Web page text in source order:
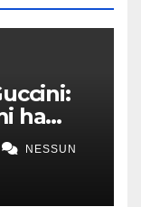
ha
NESSUN